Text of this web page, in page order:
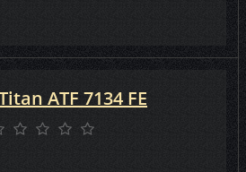
ATF 7134 FE